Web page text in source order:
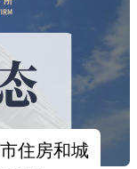
住房和城